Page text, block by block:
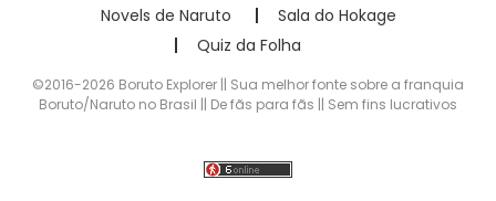
Novels de Naruto
Sala do Hokage
Quiz da Folha
©2016-2026 Boruto Explorer || Sua melhor fonte sobre a franquia
Boruto/Naruto no Brasil || De fãs para fãs || Sem fins lucrativos